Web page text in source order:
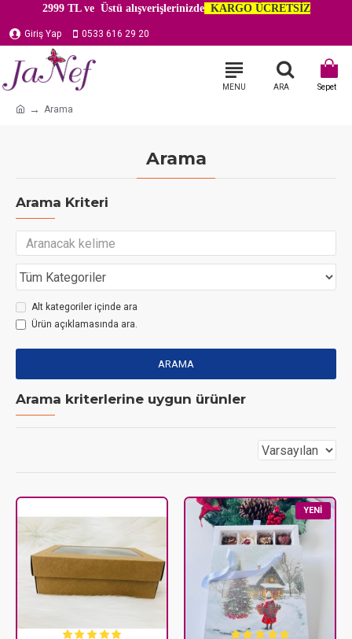
2999 TL ve Üstü alışverişlerinizdeKARGO ÜCRETSİZ
Giriş Yap 0533 616 29 20
Arama
Arama
Arama Kriteri
Alt kategoriler içinde ara
Ürün açıklamasında ara.
ARAMA
Arama kriterlerine uygun ürünler
YENI